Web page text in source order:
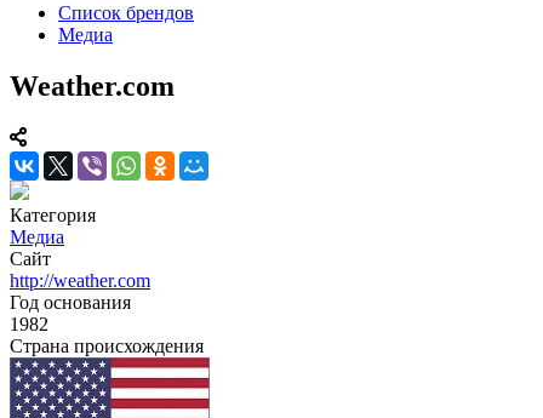
Список брендов
Медиа
Weather.com
Категория
Медиа
Сайт
http://weather.com
Год основания
1982
Страна происхождения